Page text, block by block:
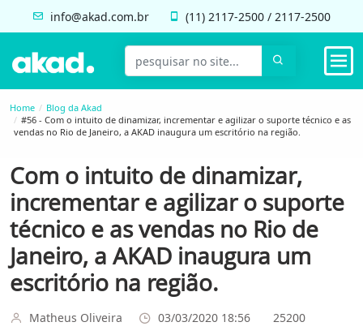
info@akad.com.br (11) 2117-2500 / 2117-2500
Home
Blog da Akad
#56 - Com o intuito de dinamizar, incrementar e agilizar o suporte técnico e as
vendas no Rio de Janeiro, a AKAD inaugura um escritório na região.
Com o intuito de dinamizar,
incrementar e agilizar o suporte
técnico e as vendas no Rio de
Janeiro, a AKAD inaugura um
escritório na região.
Matheus Oliveira 03/03/2020 18:56 25200